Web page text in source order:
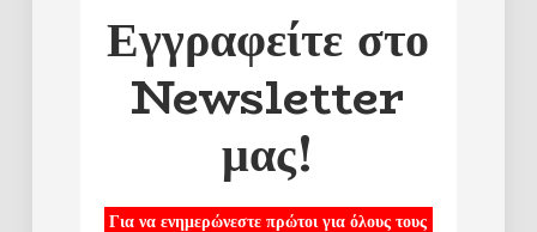
Εγγραφείτε στο
Newsletter
μας!
Για να ενημερώνεστε πρώτοι για όλους τους